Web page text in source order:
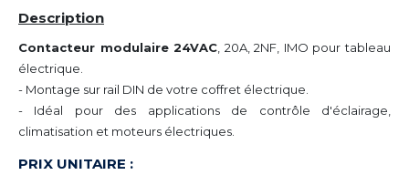
Description
Contacteur modulaire 24VAC , 20A, 2NF, IMO pour tableau
électrique.
- Montage sur rail DIN de votre coffret électrique.
- Idéal pour des applications de contrôle d'éclairage,
climatisation et moteurs électriques.
PRIX UNITAIRE :